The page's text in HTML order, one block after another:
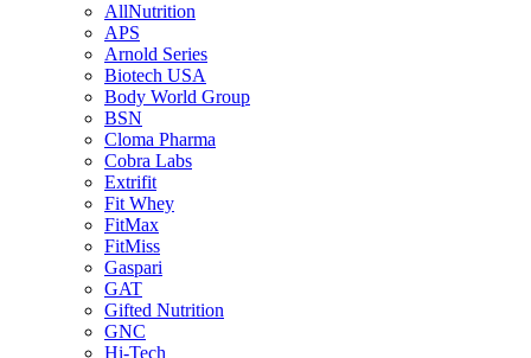
AllNutrition
APS
Arnold Series
Biotech USA
Body World Group
BSN
Cloma Pharma
Cobra Labs
Extrifit
Fit Whey
FitMax
FitMiss
Gaspari
GAT
Gifted Nutrition
GNC
Hi-Tech